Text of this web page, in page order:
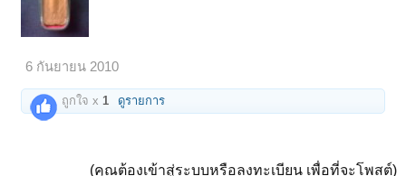
6 กันยายน 2010
ถูกใจ x1 ดูรายการ
(คุณต้องเข้าสู่ระบบหรือลงทะเบียน เพื่อที่จะโพสต์)